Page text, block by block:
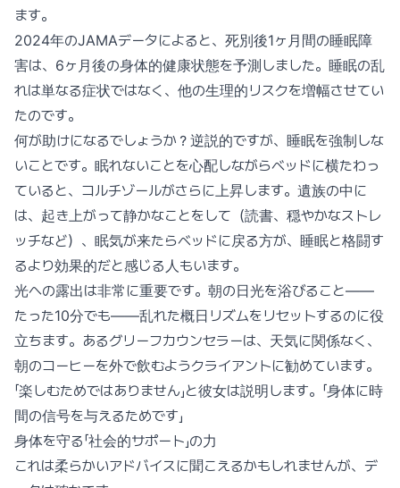
ます。
2024年のJAMAデータによると、死別後1ヶ月間の睡眠障
害は、6ヶ月後の身体的健康状態を予測しました。睡眠の乱
れは単なる症状ではなく、他の生理的リスクを増幅させてい
たのです。
何が助けになるでしょうか？逆説的ですが、睡眠を強制しな
いことです。眠れないことを心配しながらベッドに横たわっ
ていると、コルチゾールがさらに上昇します。遺族の中に
は、起き上がって静かなことをして（読書、穏やかなストレ
ッチなど）、眠気が来たらベッドに戻る方が、睡眠と格闘す
るより効果的だと感じる人もいます。
光への露出は非常に重要です。朝の日光を浴びること——
たった10分でも——乱れた概日リズムをリセットするのに役
立ちます。あるグリーフカウンセラーは、天気に関係なく、
朝のコーヒーを外で飲むようクライアントに勧めています。
「楽しむためではありません」と彼女は説明します。「身体に時
間の信号を与えるためです」
身体を守る「社会的サポート」の力
これは柔らかいアドバイスに聞こえるかもしれませんが、デ